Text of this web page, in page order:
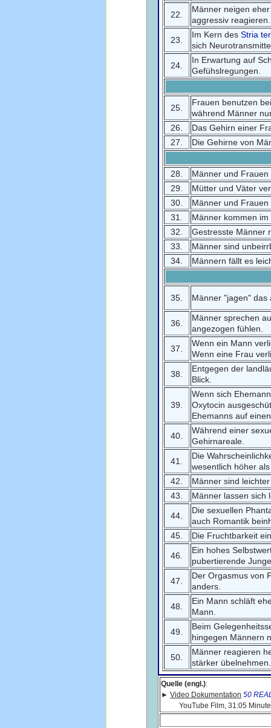
22.
Männer neigen
aggressiv reagieren.
23.
Im Kern desStria
sich
24.
In Erwartung auf
Gefühslregungen.
25.
Frauen benutzen
während Männer
26.
Das Gehirn einer
27.
Die Gehirne von
28.
Männer und
29.
Mütter und Väter
30.
Männer und
31.
Männer kommen
32.
Gestresste Männer
33.
Männer sind
34.
Männern fällt es
35. Männer "jagen"
36.
Männer sprechen
angezogen fühlen.
37.
Wenn ein Mann
Wenn eine Frau
38.
Entgegen der
Blick.
39.
Wenn sich
Oxytocin
Ehemanns auf
40.
Während einer
Gehirnareale.
41.
Die
wesentlich höher
42.
Männer sind
43.
Männer lassen sich
44.
Die sexuellen
auch Romantik
45.
Die Fruchtbarkeit
46.
Ein hohes
pubertierende
47.
Der Orgasmus von
anders.
48.
Ein Mann schläft
Mann.
49.
Beim
hingegen Männern
50.
Männer reagieren
stärker übelnehmen.
Quelle (engl.):
►Video Dokumentation 50
YouTube Film, 31:05 Minutes